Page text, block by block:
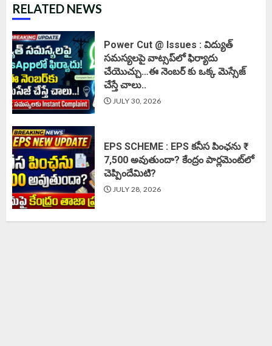
RELATED NEWS
Power Cut @ Issues : విద్యుత్
సమస్యలపై వాట్సప్‌లో ఫిర్యాదు
చేయొచ్చు…ఈ నెంబర్ కు ఒక్క మెస్సేజ్
చేస్తే చాలు..
JULY 30, 2026
EPS SCHEME : EPS కనీస పింఛను ₹
7,500 అవుతుందా? కేంద్రం పార్లమెంట్‌లో
చెప్పిందేమిటి?
JULY 28, 2026